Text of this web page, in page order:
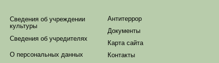
Контакты
Карта сайта
Документы
Антитеррор
О персональных данных
Сведения об учредителях
Сведения об учреждении
культуры